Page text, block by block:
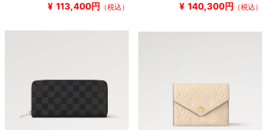
¥ 113,400円 （税込） ¥ 140,300円 （税込）